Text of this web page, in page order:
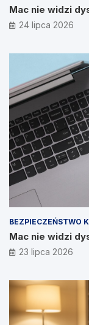
Mac nie widzi
24 lipca 2026
BEZPIECZEŃSTWO
Mac nie widzi
23 lipca 2026